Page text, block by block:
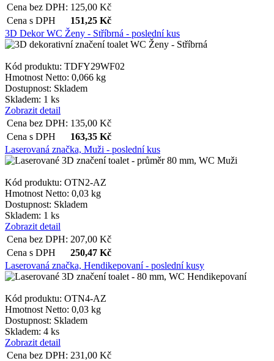
Cena bez DPH: 125,00 Kč
Cena s DPH
151,25 Kč
3D Dekor WC Ženy - Stříbrná - poslední kus
Kód produktu: TDFY29WF02
Hmotnost Netto: 0,066 kg
Dostupnost: Skladem
Skladem: 1 ks
Zobrazit detail
Cena bez DPH: 135,00 Kč
Cena s DPH
163,35 Kč
Laserovaná značka, Muži - poslední kus
Kód produktu: OTN2-AZ
Hmotnost Netto: 0,03 kg
Dostupnost: Skladem
Skladem: 1 ks
Zobrazit detail
Cena bez DPH: 207,00 Kč
Cena s DPH
250,47 Kč
Laserovaná značka, Hendikepovaní - poslední kusy
Kód produktu: OTN4-AZ
Hmotnost Netto: 0,03 kg
Dostupnost: Skladem
Skladem: 4 ks
Zobrazit detail
Cena bez DPH: 231,00 Kč